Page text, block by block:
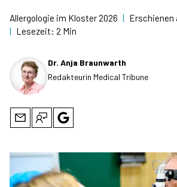
Allergologie im Kloster 2026 | Erschienen
| Lesezeit: 2 Min
Dr. Anja Braunwarth
Redakteurin Medical Tribune